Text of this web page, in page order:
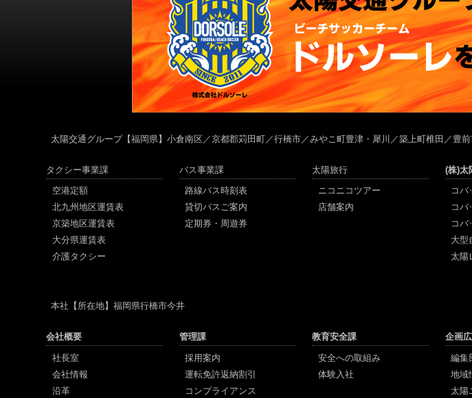
太陽交通グループ【福岡県】小倉南区／京都郡苅田町／行橋市／みやこ町豊津・犀川／築上町椎田／豊
タクシー事業課
空港定額
北九州地区運賃表
京築地区運賃表
大分県運賃表
介護タクシー
バス事業課
路線バス時刻表
貸切バスご案内
定期券・周遊券
太陽旅行
ニコニコツアー
店舗案内
(株)太
コバ
コバ
コバ
大型
太陽
本社 【所在地】福岡県行橋市今井
会社概要
社長室
会社情報
沿革
管理課
採用案内
運転免許返納割引
コンプライアンス
教育安全課
安全への取組み
体験入社
企画
編集
地域
太陽